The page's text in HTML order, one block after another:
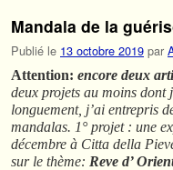
Mandala de la
Publié le 13 octobre 2019 par
Attention: encore deux
deux projets au moins
longuement, j’ai entrepris
mandalas. 1° projet : une
décembre à Citta della
sur le thème: Reve d’